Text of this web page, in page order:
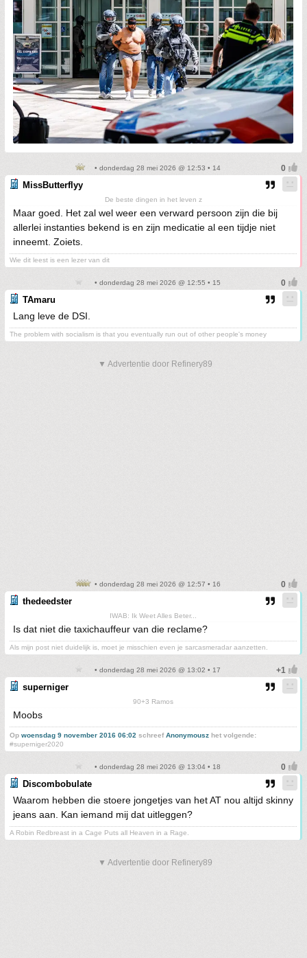
• donderdag 28 mei 2026 @ 12:53 • 14
MissButterflyy
De beste dingen in het leven z
Maar goed. Het zal wel weer een verward persoon zijn die bij
allerlei instanties bekend is en zijn medicatie al een tijdje niet
inneemt. Zoiets.
Wie dit leest is een lezer van dit
• donderdag 28 mei 2026 @ 12:55 • 15
TAmaru
Lang leve de DSI.
The problem with socialism is that you eventually run out of other people's money
▼ Advertentie door Refinery89
• donderdag 28 mei 2026 @ 12:57 • 16
thedeedster
IWAB: Ik Weet Alles Beter...
Is dat niet die taxichauffeur van die reclame?
Als mijn post niet duidelijk is, moet je misschien even je sarcasmeradar aanzetten.
• donderdag 28 mei 2026 @ 13:02 • 17
superniger
90+3 Ramos
Moobs
Op woensdag 9 november 2016 06:02 schreefAnonymousz het volgende:
#superniger2020
• donderdag 28 mei 2026 @ 13:04 • 18
Discombobulate
Waarom hebben die stoere jongetjes van het AT nou altijd skinny
jeans aan. Kan iemand mij dat uitleggen?
A Robin Redbreast in a Cage Puts all Heaven in a Rage.
▼ Advertentie door Refinery89